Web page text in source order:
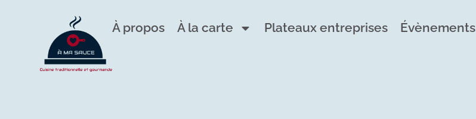
À propos À la carte Plateaux entreprises Évènements